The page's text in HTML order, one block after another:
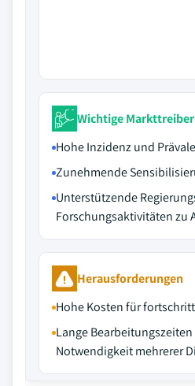
Wichtige Markttreiber
Hohe Inzidenz und
Zunehmende
Unterstützende
Forschungsaktivitäten zu
Herausforderungen
Hohe Kosten für
Lange
Notwendigkeit mehrerer